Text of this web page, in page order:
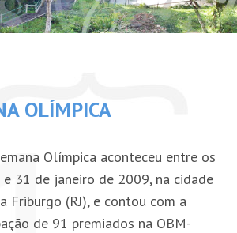
Lista de discussão
Sala de imprensa
OLÍMPICA
Olímpica aconteceu entre os
e 31 de janeiro de 2009, na cidade
Friburgo (RJ), e contou com a
de 91 premiados na OBM-